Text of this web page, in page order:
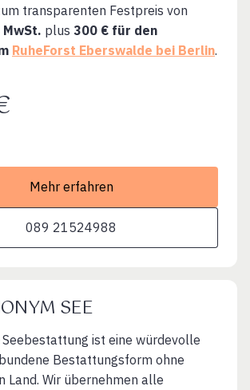
transparenten Festpreis von
plus 300 € für den
RuheForst Eberswalde bei Berlin.
Mehr erfahren
089 21524988
SEE
Seebestattung ist eine würdevolle
Bestattungsform ohne
Land. Wir übernehmen alle